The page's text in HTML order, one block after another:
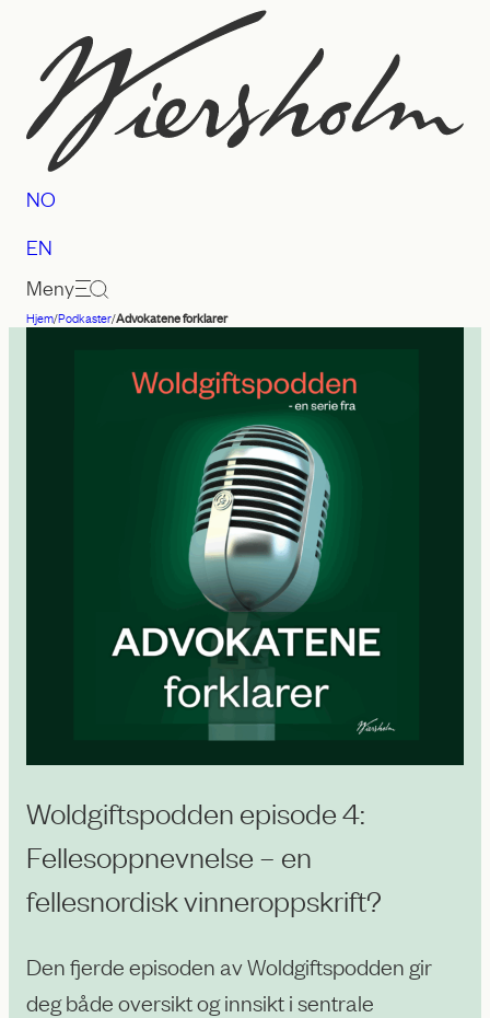
innhold
Advokatfirmaet
Wiersholm
NO
EN
Meny
Hjem/Podkaster/Advokatene forklarer
Woldgiftspodden episode 4:
Fellesoppnevnelse – en
fellesnordisk vinneroppskrift?
Den fjerde episoden av Woldgiftspodden gir
deg både oversikt og innsikt i sentrale